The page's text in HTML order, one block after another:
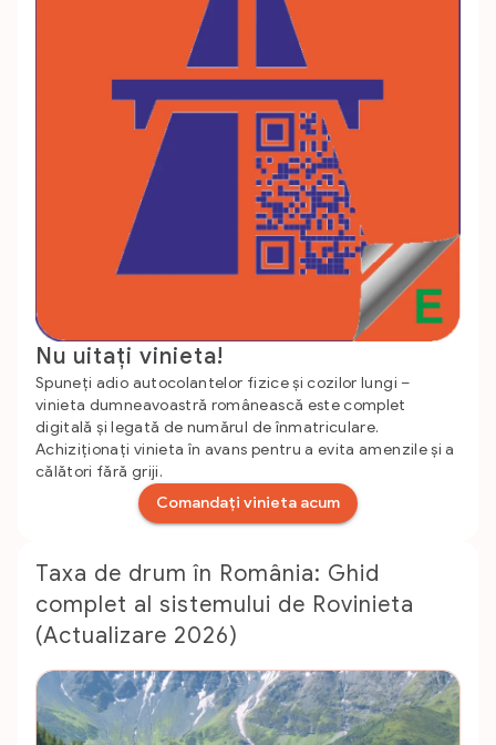
Nu uitați vinieta!
Spuneți adio autocolantelor fizice și cozilor lungi –
vinieta dumneavoastră românească este complet
digitală și legată de numărul de înmatriculare.
Achiziționați vinieta în avans pentru a evita amenzile și a
călători fără griji.
Comandați vinieta acum
Taxa de drum în România: Ghid
complet al sistemului de Rovinieta
(Actualizare 2026)